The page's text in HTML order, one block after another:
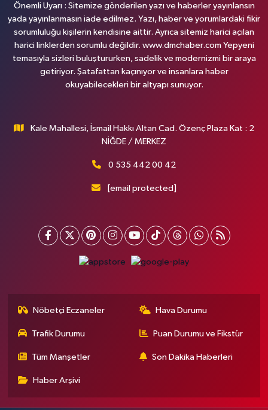
Önemli Uyarı : Sitemize gönderilen yazı ve haberler yayınlansın
yada yayınlanmasın iade edilmez. Yazı, haber ve yorumlardaki fikir
sorumluluğu kişilerin kendisine aittir. Ayrıca sitemiz harici açılan
harici linklerden sorumlu değildir. www.dmchaber.com Yepyeni
temasıyla sizleri buluştururken, sadelik ve modernizmi bir araya
getiriyor. Şatafattan kaçınıyor ve insanlara haber
okuyabilecekleri bir altyapı sunuyor.
Kale Mahallesi, İsmail Hakkı Altan Cad. Özenç Plaza Kat : 2
NİĞDE / MERKEZ
0 535 442 00 42
[email protected]
Nöbetçi Eczaneler Hava Durumu
Trafik Durumu Puan Durumu ve Fikstür
Tüm Manşetler Son Dakika Haberleri
Haber Arşivi